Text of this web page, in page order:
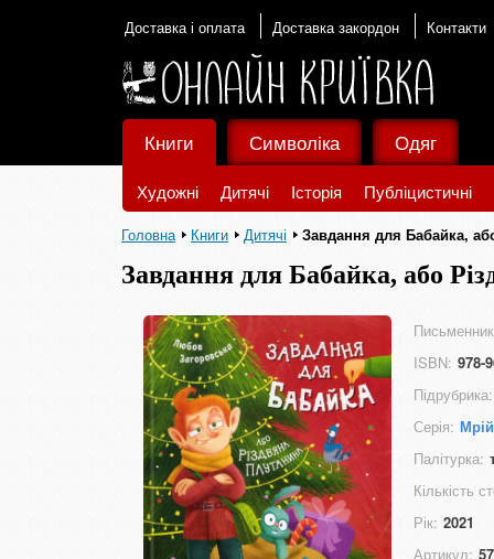
Доставка і оплата Доставка закордон Контакти
Книги
Художні Дитячі Історія Публіцистичні
Символіка Одяг
Головна Книги Дитячі Завдання для Бабайка,
Завдання для Бабайка, або
ISBN: 978-
Підрубрика:
Серія:
Палітурка:
Кількість
Рік: 2021
Артикул: